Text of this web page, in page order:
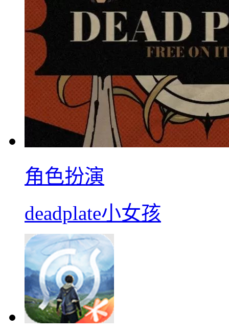
角色扮演
deadplate小女孩